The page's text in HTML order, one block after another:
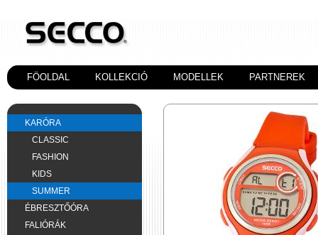
FÖOLDAL KOLLEKCIÓ MODELLEK PARTNEREK
KARÓRA
CLASSIC
FASHION
KIDS
SUMMER
ÉBRESZTŐÓRA
FALIÓRÁK